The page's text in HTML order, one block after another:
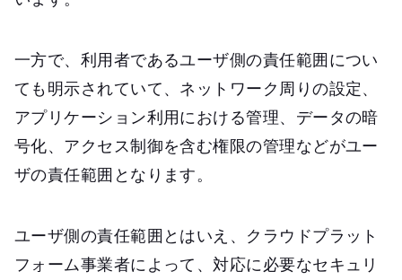
一方で、利用者であるユーザ側の責任範囲につい
ても明示されていて、ネットワーク周りの設定、
アプリケーション利用における管理、データの暗
号化、アクセス制御を含む権限の管理などがユー
ザの責任範囲となります。
ユーザ側の責任範囲とはいえ、クラウドプラット
フォーム事業者によって、対応に必要なセキュリ